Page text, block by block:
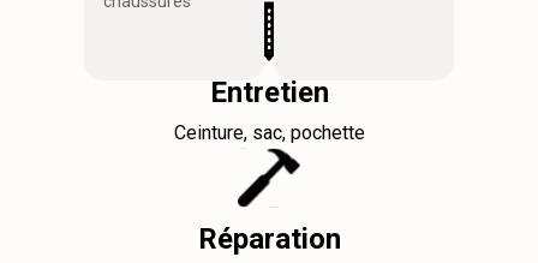
Entretien
Ceinture, sac, pochette
Réparation